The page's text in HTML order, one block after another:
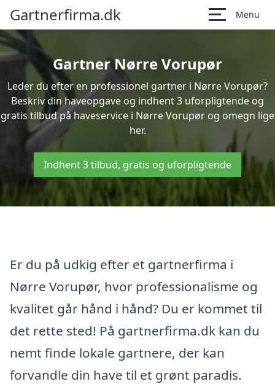
Gartnerfirma.dk Menu
Gartner Nørre Vorupør
Leder du efter en professionel gartner i Nørre Vorupør?
Beskriv din haveopgave og indhent 3 uforpligtende og
gratis tilbud på haveservice i Nørre Vorupør og omegn lige
her.
Indhent 3 tilbud, gratis og uforpligtende
Er du på udkig efter et gartnerfirma i
Nørre Vorupør, hvor professionalisme og
kvalitet går hånd i hånd? Du er kommet til
det rette sted! På gartnerfirma.dk kan du
nemt finde lokale gartnere, der kan
forvandle din have til et grønt paradis.